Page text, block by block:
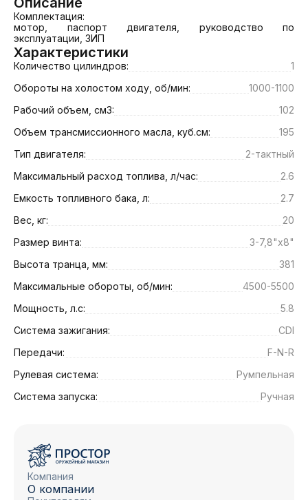
Комплектация:
мотор, паспорт двигателя, руководство по
эксплуатации, ЗИП
Характеристики
Количество цилиндров:
1
Обороты на холостом ходу, об/мин:
1000-1100
Рабочий объем, см3:
102
Объем трансмиссионного масла, куб.см:
195
Тип двигателя:
2-тактный
Максимальный расход топлива, л/час:
2.6
Емкость топливного бака, л:
2.7
Вес, кг:
20
Размер винта:
3-7,8"x8"
Высота транца, мм:
381
Максимальные обороты, об/мин:
4500-5500
Мощность, л.с:
5.8
Система зажигания:
CDI
Передачи:
F-N-R
Рулевая система:
Румпельная
Система запуска:
Ручная
Компания
О компании